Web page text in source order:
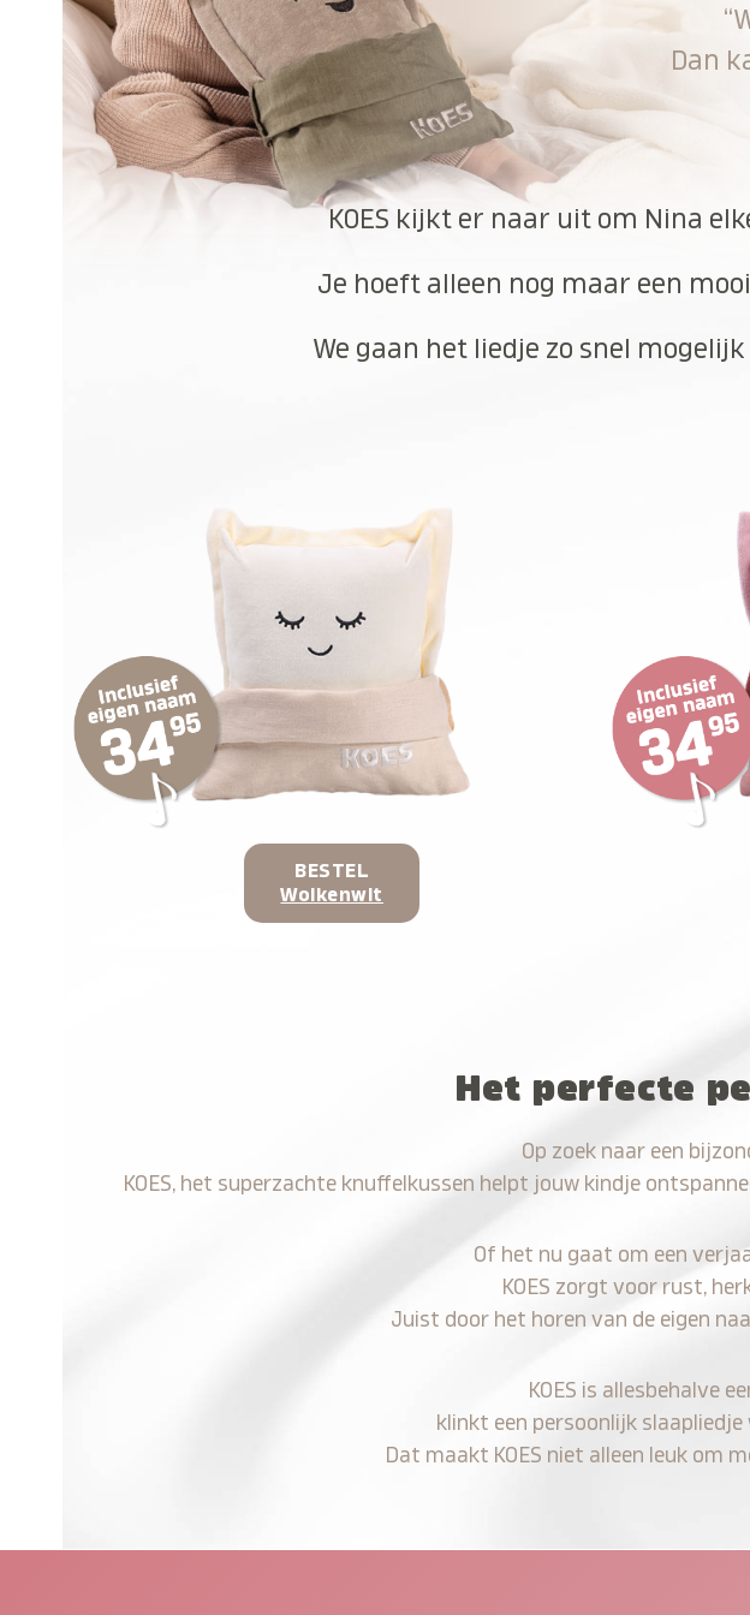
Dan
KOES kijkt er naar uit om Nina
Je hoeft alleen nog maar een
We gaan het liedje zo snel
BESTEL
Wolkenwit
Het perfecte
Op zoek naar een
KOES, het superzachte knuffelkussen helpt jouw kindje
Of het nu gaat om een
KOES zorgt voor rust,
Juist door het horen van de eigen
KOES is allesbehalve
klinkt een persoonlijk
Dat maakt KOES niet alleen leuk om